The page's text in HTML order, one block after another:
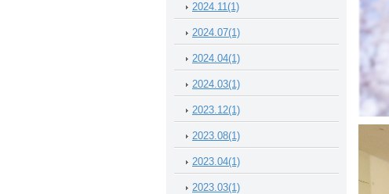
2024.11(1)
2024.07(1)
2024.04(1)
2024.03(1)
2023.12(1)
2023.08(1)
2023.04(1)
2023.03(1)